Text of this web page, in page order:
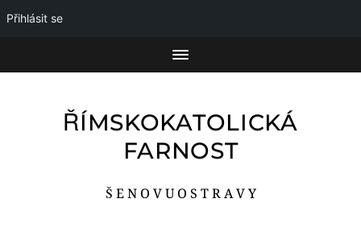
Přihlásit se
ŘÍMSKOKATOLICKÁ
FARNOST
Š E N O V U O S T R A V Y